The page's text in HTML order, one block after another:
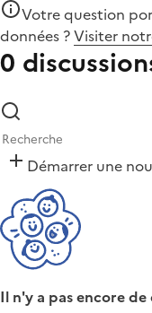
Votre question
données ?Visiter
0
Démarrer une
Il n'y a pas encore de